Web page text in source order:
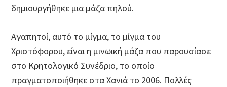
δημιουργήθηκε μια μάζα πηλού.
Αγαπητοί, αυτό το μίγμα, το μίγμα του
Χριστόφορου, είναι η μινωική μάζα που παρουσίασε
στο Κρητολογικό Συνέδριο, το οποίο
πραγματοποιήθηκε στα Χανιά το 2006. Πολλές